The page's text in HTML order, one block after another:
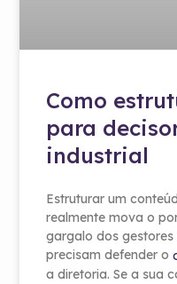
Como
para
industrial
Estruturar um
realmente mova o
gargalo dos
precisam defender o
a diretoria. Se a sua